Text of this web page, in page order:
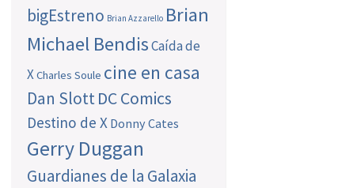
bigEstreno Brian Azzarello Brian
Michael BendisCaída de
XCharles Soule cine en casa
Dan SlottDC Comics
Destino de X Donny Cates
Gerry Duggan
Guardianes de la Galaxia